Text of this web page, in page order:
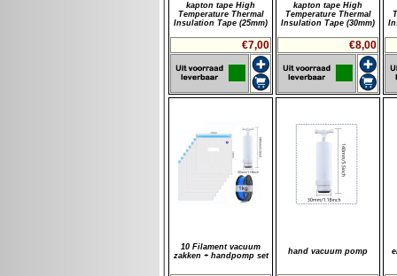
kapton tape High
Temperature Thermal
Insulation Tape (25mm)
€7,00
kapton tape High
Temperature Thermal
Insulation Tape (30mm)
€8,00
10 Filament vacuum
zakken + handpomp set
hand vacuum pomp